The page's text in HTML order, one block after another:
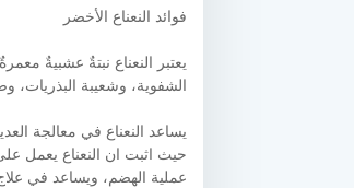
فوائد النعناع الأخضر
يعتبر النعناع نبتةٌ عشبيةٌ
الشفوية، وشعيبة البذريات،
يساعد النعناع في معالجة
حيث اثبت ان النعناع يعمل
عملية الهضم، ويساعد في